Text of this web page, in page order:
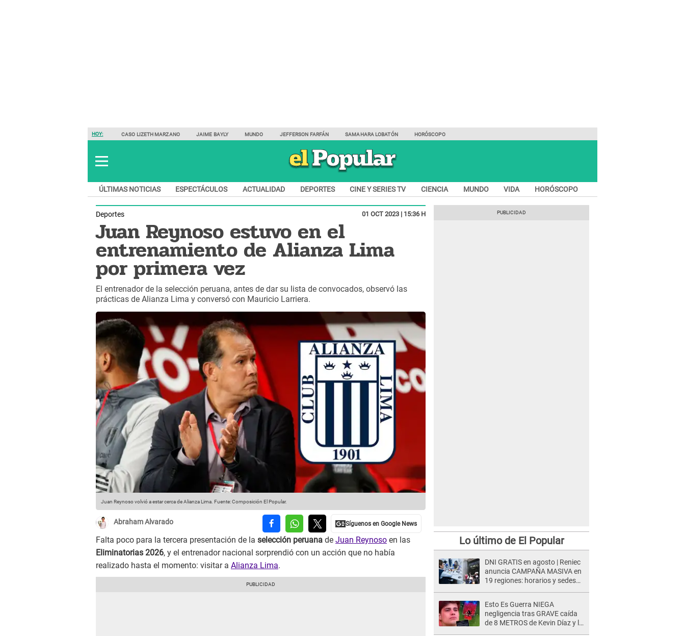
HOY: CASO LIZETH MARZANO JAIME BAYLY MUNDO JEFFERSON FARFÁN SAMAHARA LOBATÓN HORÓSCOPO
ÚLTIMAS NOTICIAS ESPECTÁCULOS ACTUALIDAD DEPORTES CINE Y SERIES TV CIENCIA MUNDO VIDA HORÓSCOPO
Deportes 01 OCT 2023 | 15:36 H
Juan Reynoso estuvo en el
entrenamiento de Alianza Lima
por primera vez
El entrenador de la selección peruana, antes de dar su lista de convocados, observó las
prácticas de Alianza Lima y conversó con Mauricio Larriera.
Juan Reynoso volvió a estar cerca de Alianza Lima. Fuente: Composición El Popular.
Abraham Alvarado
Falta poco para la tercera presentación de la selección peruana de Juan Reynoso en las
Eliminatorias 2026, y el entrenador nacional sorprendió con un acción que no había
realizado hasta el momento: visitar a Alianza Lima.
Lo último de El Popular
DNI GRATIS en agosto | Reniec
anuncia CAMPAÑA MASIVA en
19 regiones: horarios y sedes
Esto Es Guerra NIEGA
negligencia tras GRAVE caída
de 8 METROS de Kevin Díaz y lo